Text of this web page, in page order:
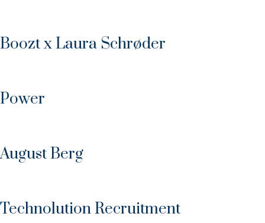
Boozt x Laura Schrøder
Power
August Berg
Technolution Recruitment